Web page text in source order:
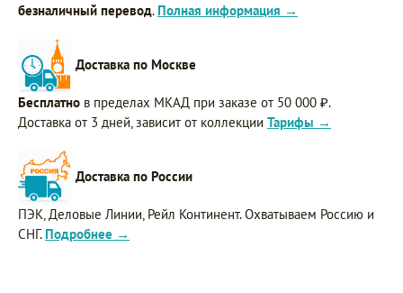
безналичный перевод. Полная информация →
Доставка по Москве
Бесплатно в пределах МКАД при заказе от 50 000 ₽.
Доставка от 3 дней, зависит от коллекции Тарифы →
Доставка по России
ПЭК, Деловые Линии, Рейл Континент. Охватываем Россию и
СНГ. Подробнее →